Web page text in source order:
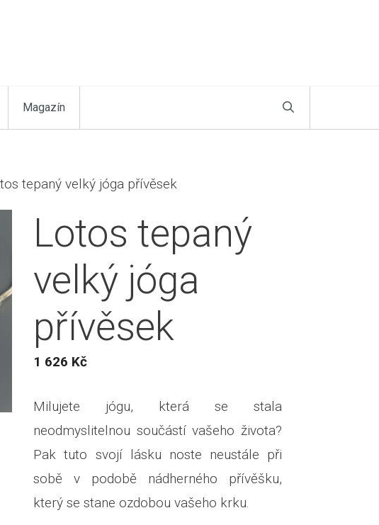
Magazín
tepaný velký jóga přívěsek
Lotos tepaný
velký jóga
přívěsek
1 626 Kč
Milujete jógu, která se stala
neodmyslitelnou součástí vašeho života?
Pak tuto svojí lásku noste neustále při
sobě v podobě nádherného přívěšku,
který se stane ozdobou vašeho krku.